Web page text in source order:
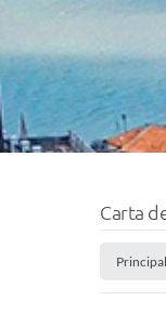
Carta
Principal